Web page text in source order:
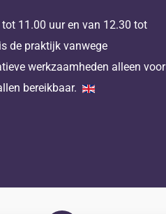
11.00 uur en van 12.30 tot
de praktijk vanwege
werkzaamheden alleen voor
bereikbaar.